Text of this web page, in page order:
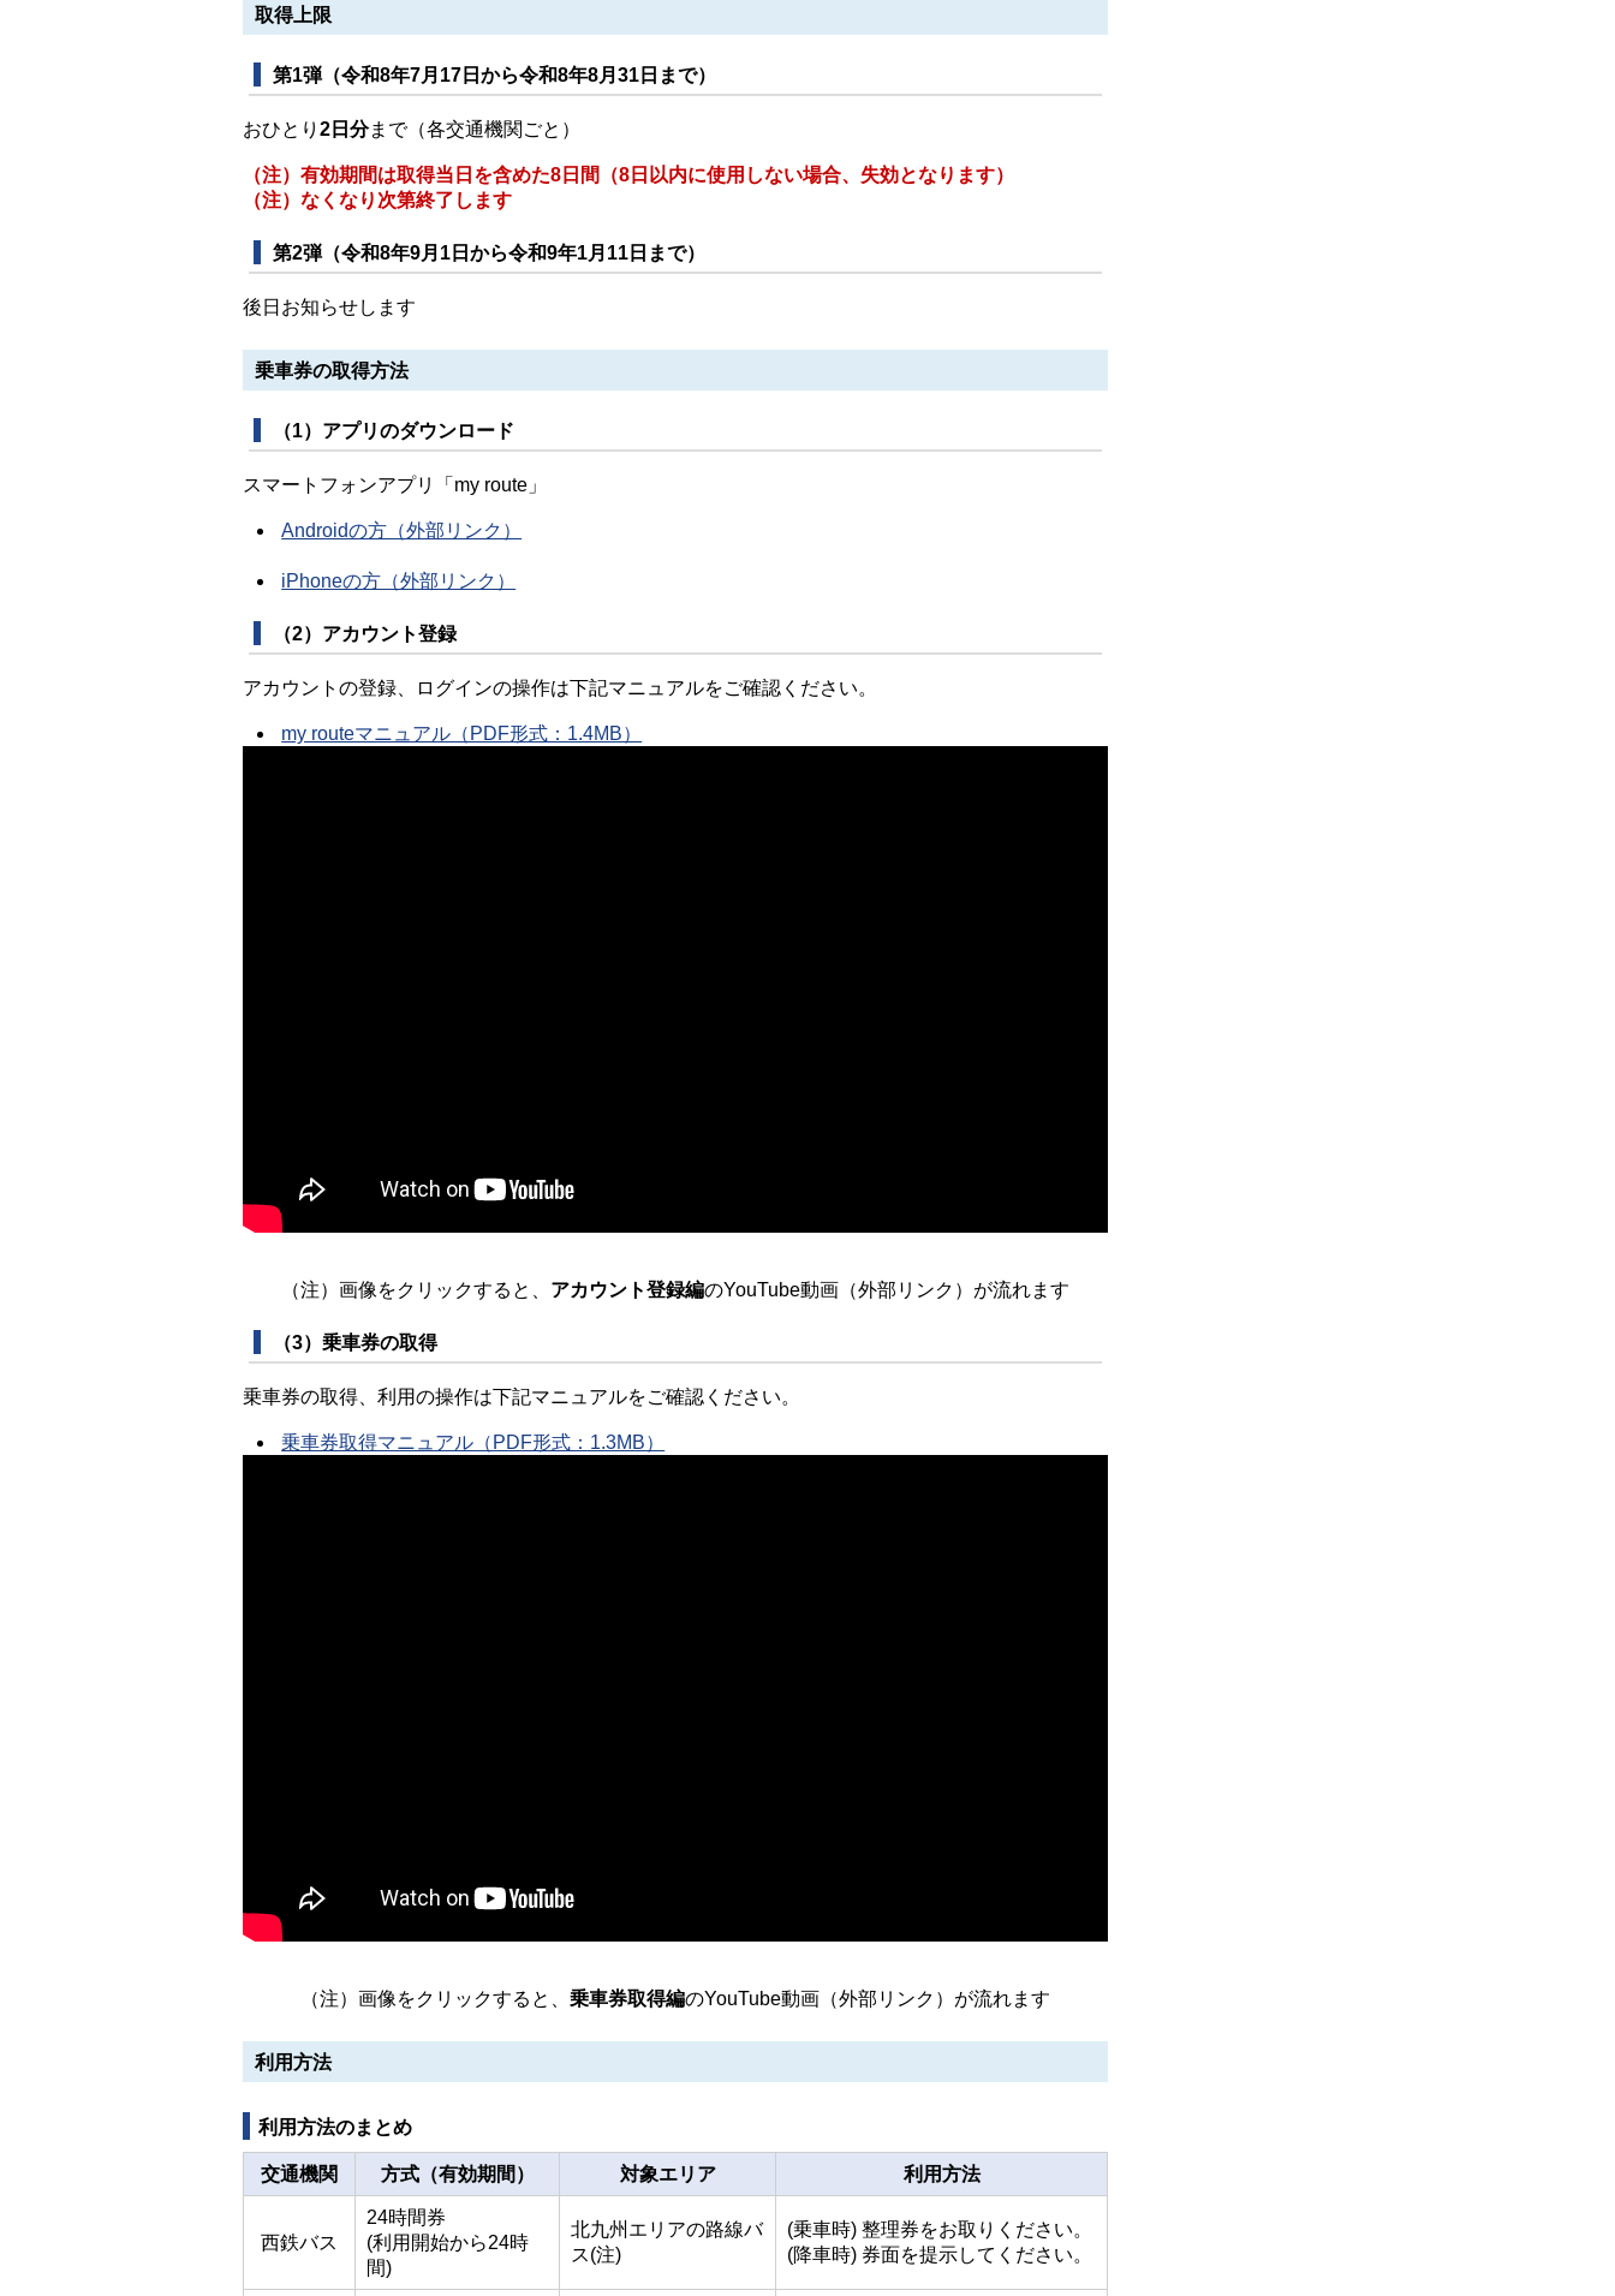
取得上限
第1弾（令和8年7月17日から令和8年8月31日まで）
おひとり 2日分まで（各交通機関ごと）
（注）有効期間は取得当日を含めた8日間（8日以内に使用しない場合、失効となります）
（注）なくなり次第終了します
第2弾（令和8年9月1日から令和9年1月11日まで）
後日お知らせします
乗車券の取得方法
（1）アプリのダウンロード
スマートフォンアプリ「my route」
Androidの方（外部リンク）
iPhoneの方（外部リンク）
（2）アカウント登録
アカウントの登録、ログインの操作は下記マニュアルをご確認ください。
my routeマニュアル（PDF形式：1.4MB）
（注）画像をクリックすると、 アカウント登録編のYouTube動画（外部リンク）が流れます
（3）乗車券の取得
乗車券の取得、利用の操作は下記マニュアルをご確認ください。
乗車券取得マニュアル（PDF形式：1.3MB）
（注）画像をクリックすると、 乗車券取得編のYouTube動画（外部リンク）が流れます
利用方法
利用方法のまとめ
交通機関 方式（有効期間） 対象エリア 利用方法
西鉄バス
24時間券
(利用開始から24時
間)
北九州エリアの路線バ
ス(注)
(乗車時) 整理券をお取りください。
(降車時) 券面を提示してください。